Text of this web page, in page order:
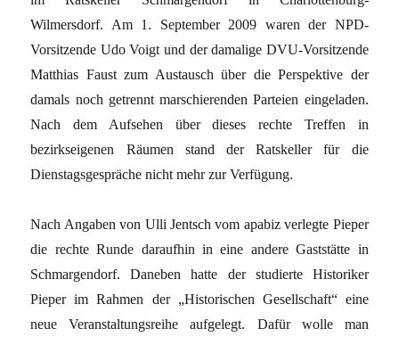
Wilmersdorf. Am 1. September 2009 waren der NPD-
Vorsitzende Udo Voigt und der damalige DVU-Vorsitzende
Matthias Faust zum Austausch über die Perspektive der
damals noch getrennt marschierenden Parteien eingeladen.
Nach dem Aufsehen über dieses rechte Treffen in
bezirkseigenen Räumen stand der Ratskeller für die
Dienstagsgespräche nicht mehr zur Verfügung.
Nach Angaben von Ulli Jentsch vom apabiz verlegte Pieper
die rechte Runde daraufhin in eine andere Gaststätte in
Schmargendorf. Daneben hatte der studierte Historiker
Pieper im Rahmen der „Historischen Gesellschaft“ eine
neue Veranstaltungsreihe aufgelegt. Dafür wolle man